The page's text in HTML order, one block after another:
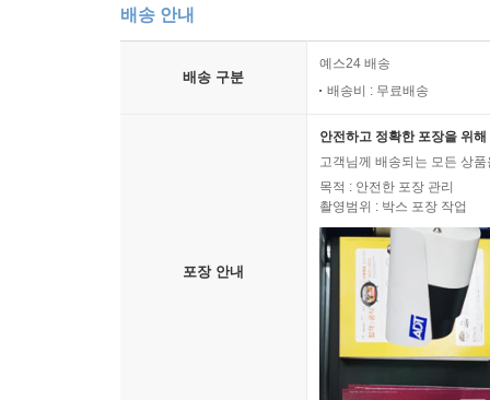
배송 안내
배송 구분
예스24 배송
배송비 : 무료배송
포장 안내
안전하고 정확한 포장을 위
고객님께 배송되는 모든 상
목적 : 안전한 포장 관리
촬영범위 : 박스 포장 작업